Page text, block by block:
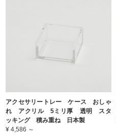
アクセサリートレー ケース おしゃ
れ アクリル 5ミリ厚 透明 スタ
ッキング 積み重ね 日本製
¥ 4,586 ～